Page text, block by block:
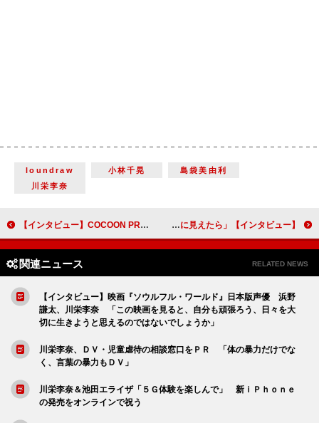
loundraw 小林千晃
島袋美由利
川栄李奈
【インタビュー】COCOON PRODUCTION 2021「泥人魚」磯村勇斗、俳優業への思い「答えがないものを追い求める面白さがある」 【インタビュー】ライブ・スペクタクル「NARUTO－ナルト－」～うずまきナルト物語～うずまきナルト役・中尾暢樹「ナルトが一筋の光に見えたら」
関連ニュース RELATED NEWS
【インタビュー】映画『ソウルフル・ワールド』日本版声優 浜野
謙太、川栄李奈 「この映画を見ると、自分も頑張ろう、日々を大
切に生きようと思えるのではないでしょうか」
川栄李奈、ＤＶ・児童虐待の相談窓口をＰＲ 「体の暴力だけでな
く、言葉の暴力もＤＶ」
川栄李奈＆池田エライザ「５Ｇ体験を楽しんで」 新ｉＰｈｏｎｅ
の発売をオンラインで祝う